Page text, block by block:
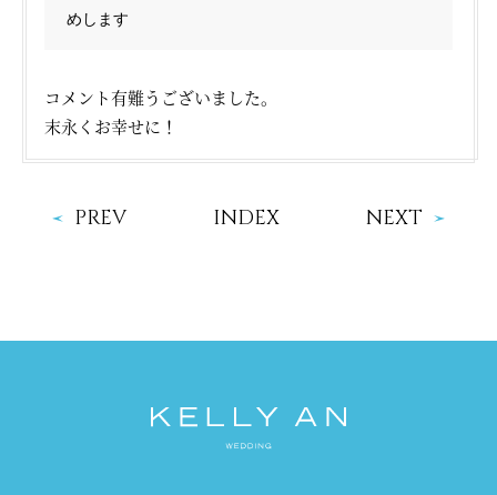
めします
コメント有難うございました。
末永くお幸せに！
PREV INDEX NEXT